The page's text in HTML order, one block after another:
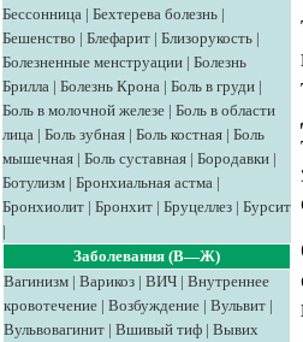
Бессонница | Бехтерева болезнь |
Бешенство | Блефарит | Близорукость |
Болезненные менструации | Болезнь
Брилла | Болезнь Крона | Боль в груди |
Боль в молочной железе | Боль в области
лица | Боль зубная | Боль костная | Боль
мышечная | Боль суставная | Бородавки |
Ботулизм | Бронхиальная астма |
Бронхиолит | Бронхит | Бруцеллез | Бурсит
|
Заболевания (В—Ж)
Вагинизм | Варикоз | ВИЧ | Внутреннее
кровотечение | Возбуждение | Вульвит |
Вульвовагинит | Вшивый тиф | Вывих